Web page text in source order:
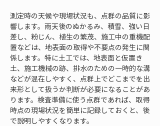
測定時の天候や現場状況も、点群の品質に影
響します。雨天後のぬかるみ、積雪、強い日
差し、粉じん、植生の繁茂、施工中の重機配
置などは、地表面の取得や不要点の発生に関
係します。特に土工では、地表面と仮置き
土、施工機械の跡、排水のための一時的な溝
などが混在しやすく、点群上でどこまでを出
来形として扱うか判断が必要になることがあ
ります。検査準備に使う点群であれば、取得
時点の現場状況を簡単に記録しておくと、後
で説明しやすくなります。